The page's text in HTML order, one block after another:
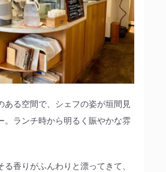
ある空間で、シェフの姿が垣間見
。ランチ時から明るく賑やかな雰
香りがふんわりと漂ってきて、